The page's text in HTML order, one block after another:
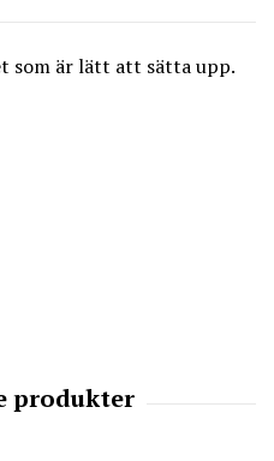
som är lätt att sätta upp.